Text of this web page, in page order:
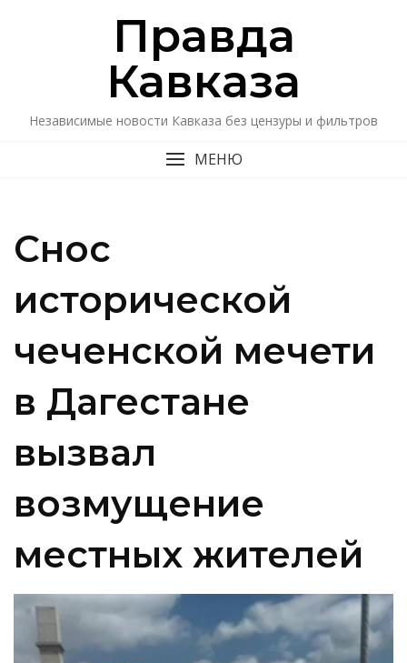
Правда
Кавказa
Независимые новости Кавказа без цензуры и фильтров
МЕНЮ
Снос
исторической
чеченской мечети
в Дагестане
вызвал
возмущение
местных жителей